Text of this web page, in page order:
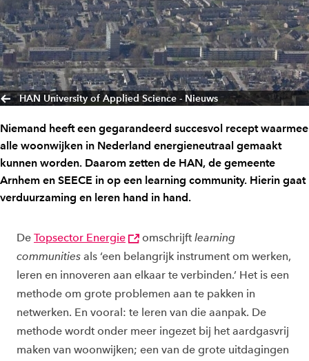
HAN University of Applied Science - Nieuws
Niemand heeft een gegarandeerd succesvol recept waarmee
alle woonwijken in Nederland energieneutraal gemaakt
kunnen worden. Daarom zetten de HAN, de gemeente
Arnhem en SEECE in op een learning community. Hierin gaat
verduurzaming en leren hand in hand.
De Topsector Energie omschrijft learning
communities als ‘een belangrijk instrument om werken,
leren en innoveren aan elkaar te verbinden.’ Het is een
methode om grote problemen aan te pakken in
netwerken. En vooral: te leren van die aanpak. De
methode wordt onder meer ingezet bij het aardgasvrij
maken van woonwijken; een van de grote uitdagingen